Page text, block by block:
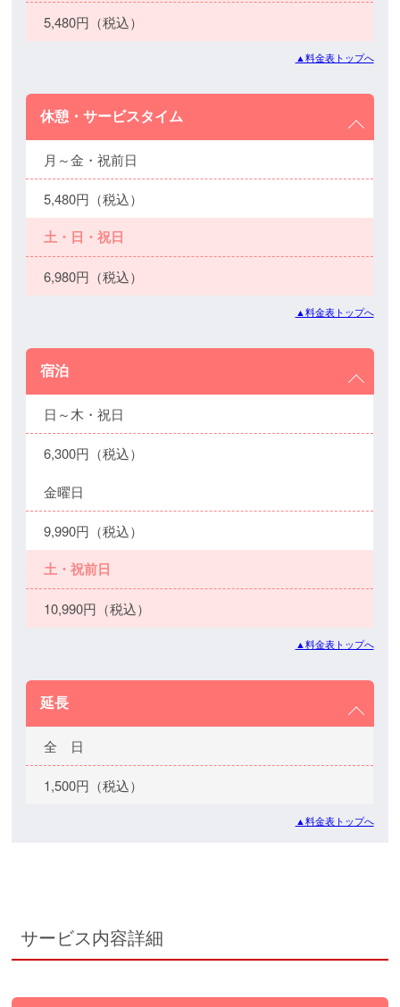
5,480円（税込）
▲料金表トップへ
休憩・サービスタイム
月～金・祝前日
5,480円（税込）
土・日・祝日
6,980円（税込）
▲料金表トップへ
宿泊
日～木・祝日
6,300円（税込）
金曜日
9,990円（税込）
土・祝前日
10,990円（税込）
▲料金表トップへ
延長
全 日
1,500円（税込）
▲料金表トップへ
サービス内容詳細